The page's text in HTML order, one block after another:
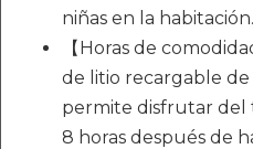
niñas en la habitación.
【Horas de
de litio recargable
permite disfrutar del
8 horas después de